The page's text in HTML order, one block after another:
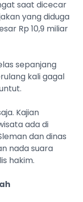
saat dicecar
yang diduga
Rp 10,9 miliar
sepanjang
kali gagal
Kajian
ada di
dan dinas
nada suara
hakim.